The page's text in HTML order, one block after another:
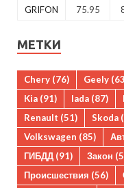
GRIFON
75.95
МЕТКИ
Chery (76) Geely
Kia (91) lada (87)
Renault (51) Skoda
Volkswagen (85)
ГИБДД (91) Закон
Происшествия (56)